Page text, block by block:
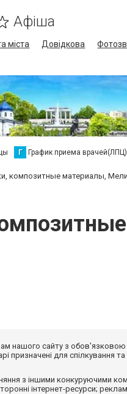
Афіша
міста Довідкова
Г График приема врачей(ЛПЦ)
композитные материалы,
нашого сайту з обов'язковою
призначені для спілкування та
з іншими конкуруючими
інтернет-ресурси;